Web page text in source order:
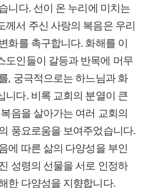
니다. 선이 온 누리에 미치는
께서 주신 사랑의 복음은 우리
화를 촉구합니다. 화해를 이
도인들이 갈등과 반목에 머무
, 궁극적으로는 하느님과 화
니다. 비록 교회의 분열이 큰
음을 살아가는 여러 교회의
풍요로움을 보여주었습니다.
에 따른 삶의 다양성을 부인
성령의 선물을 서로 인정하
한 다양성을 지향합니다.